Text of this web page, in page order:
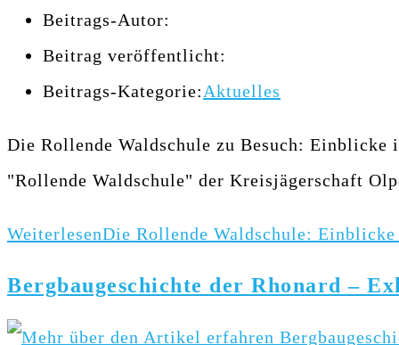
Beitrags-Autor:
Beitrag veröffentlicht:
Beitrags-Kategorie: Aktuelles
Die Rollende Waldschule zu Besuch:
"Rollende Waldschule" der Kreisjägerschaft
WeiterlesenDie Rollende Waldschule:
Bergbaugeschichte der Rhonard –